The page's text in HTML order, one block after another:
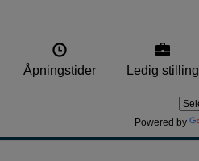
Åpningstider Ledig stilling
Powered by